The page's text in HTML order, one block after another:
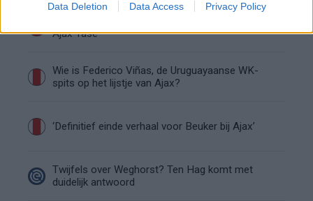
Data Deletion Data Access Privacy Policy
Ajax-fase
Wie is Federico Viñas, de Uruguayaanse WK-
spits op het lijstje van Ajax?
‘Definitief einde verhaal voor Beuker bij Ajax’
Twijfels over Weghorst? Ten Hag komt met
duidelijk antwoord